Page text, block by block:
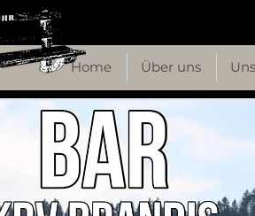
Home Über uns